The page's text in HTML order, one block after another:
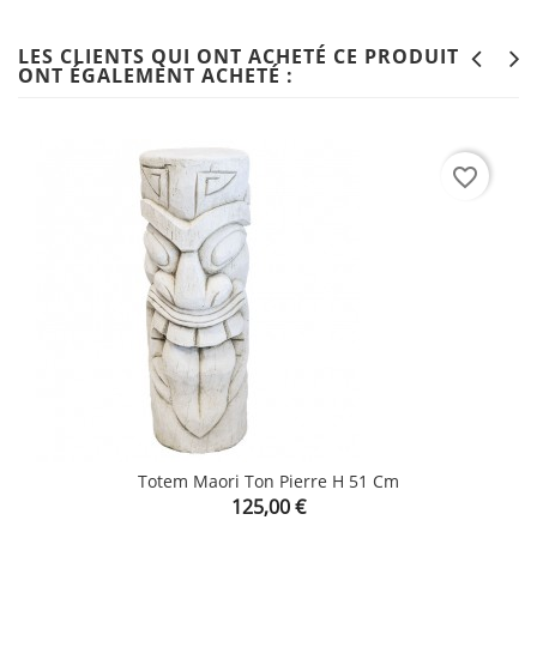
LES CLIENTS QUI ONT ACHETÉ CE PRODUIT
ONT ÉGALEMENT ACHETÉ :
Totem Maori Ton Pierre H 51 Cm
Prix
125,00 €
favorite_border